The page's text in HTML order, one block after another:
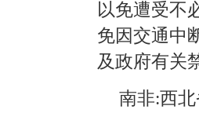
以免遭受不
免因交通中
及政府有关
南非:西